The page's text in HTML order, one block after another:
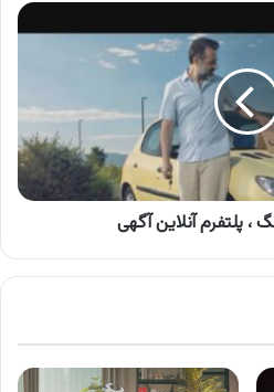
، پلتفرم آنلاین آگهی